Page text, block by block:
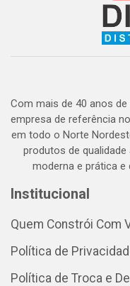
Com mais de 40 anos
empresa de referência
em todo o Norte
produtos de
moderna e prática e
Institucional
Quem Constrói Com
Política de
Política de Troca e